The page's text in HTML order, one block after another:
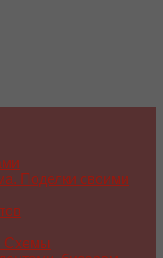
Поделки своими
Схемы